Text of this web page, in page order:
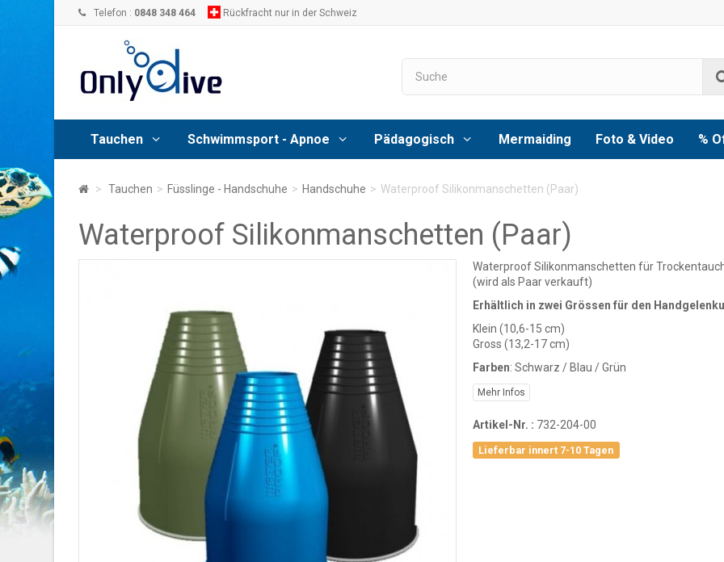
Telefon : 0848 348 464 Rückfracht nur in der Schweiz
Tauchen Schwimmsport - Apnoe Pädagogisch Mermaiding Foto & Video %
> Tauchen > Füsslinge - Handschuhe > Handschuhe > Waterproof Silikonmanschetten (Paar)
Waterproof Silikonmanschetten (Paar)
Waterproof Silikonmanschetten für
(wird als Paar verkauft)
Erhältlich in zwei Grössen für den
Klein (10,6-15 cm)
Gross (13,2-17 cm)
Farben: Schwarz / Blau / Grün
Mehr Infos
Artikel-Nr. : 732-204-00
Lieferbar innert 7-10 Tagen